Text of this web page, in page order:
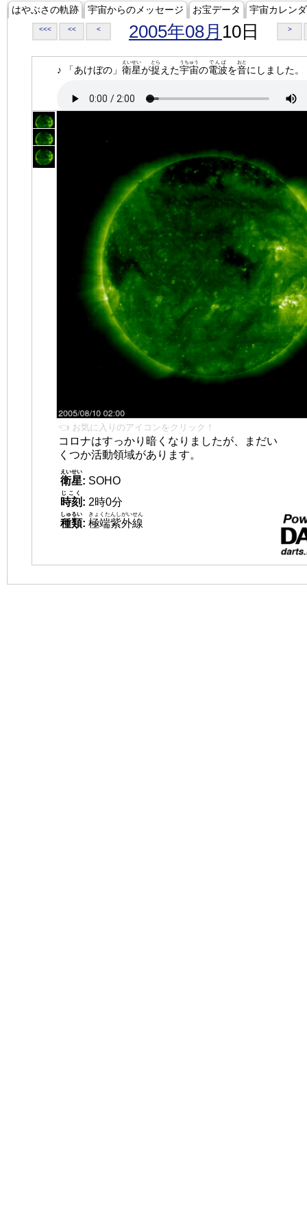
はやぶさの軌跡 宇宙からのメッセージ お宝データ 宇宙カレン
<<< << < 2005年08月 10日 >
♪ 「あけぼの」 衛星
えいせい
が捉
とら
えた宇宙
うちゅう
の電波
でんぱ
を音
おと
にしました。
👈 お気に入りのアイコンをクリック！
コロナはすっかり暗くなりましたが、まだい
くつか活動領域があります。
衛星
えいせい
: SOHO
時刻
じこく
: 2時0分
種類
しゅるい
: 極端紫外線
きょくたんしがいせん